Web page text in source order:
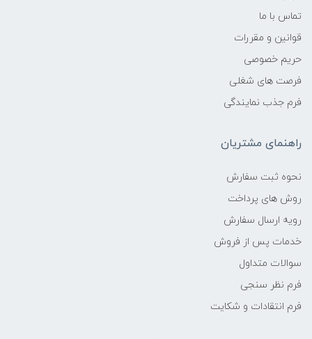
تماس با ما
قوانین و مقررات
حریم خصوصی
فرصت های شغلی
فرم جذب نمایندگی
راهنمای مشتریان
نحوه ثبت سفارش
روش های پرداخت
رویه ارسال سفارش
خدمات پس از فروش
سوالات متداول
فرم نظر سنجی
فرم انتقادات و شکایت